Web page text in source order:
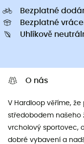
Bezplatné
Bezplatné
Uhlíkově
O nás
V Hardloop věříme,
středobodem našeho
vrcholový sportovec,
dobré vybavení a